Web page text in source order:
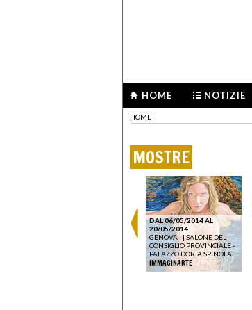
HOME NOTIZIE
HOME
MOSTRE
DAL 06/05/2014 AL
20/05/2014
GENOVA |SALONE DEL
CONSIGLIO PROVINCIALE -
PALAZZO DORIA SPINOLA
IMMAGINARTE